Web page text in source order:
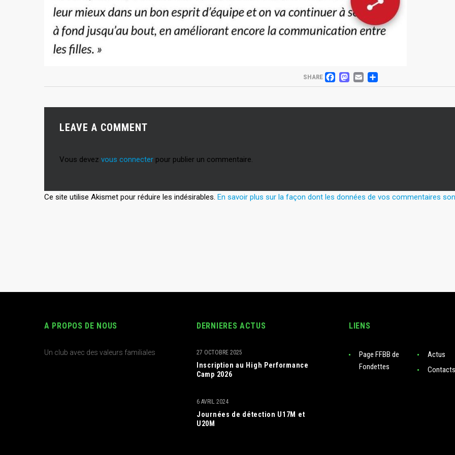
SHARE FACEBOOK
MASTODON
EMAIL
PARTAGER
LEAVE A COMMENT
Vous devez vous connecter pour publier un commentaire.
Ce site utilise Akismet pour réduire les indésirables. En savoir plus sur la façon dont les données de vos commentaires
A PROPOS DE NOUS
Un club avec des valeurs familiales
DERNIERES ACTUS
Inscription au High Performance
Camp 2026
27 OCTOBRE 2025
Journées de détection U17M et
U20M
6 AVRIL 2024
LIENS
Page FFBB de
Fondettes
Actus
Contacts